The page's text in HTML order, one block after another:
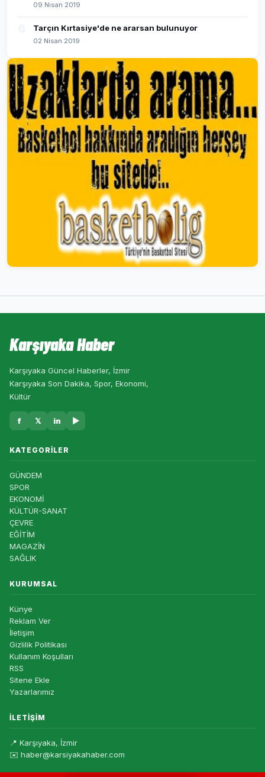
09 Nisan 2019
Tarçın Kırtasiye'de ne ararsan bulunuyor
02 Nisan 2019
Karşıyaka Haber
Karşıyaka Güncel Haberler, İzmir
Karşıyaka Son Dakika, Spor, Ekonomi,
Kültür
f 𝕏 in ▶
KATEGORILER
GÜNDEM
SPOR
EKONOMİ
KÜLTÜR-SANAT
ÇEVRE
EĞİTİM
MAGAZİN
SAĞLIK
KURUMSAL
Künye
Reklam Ver
İletişim
Gizlilik Politikası
Kullanım Koşulları
RSS
Sitene Ekle
Yazarlarımız
İLETIŞIM
📍 Karşıyaka, İzmir
✉️ haber@karsiyakahaber.com